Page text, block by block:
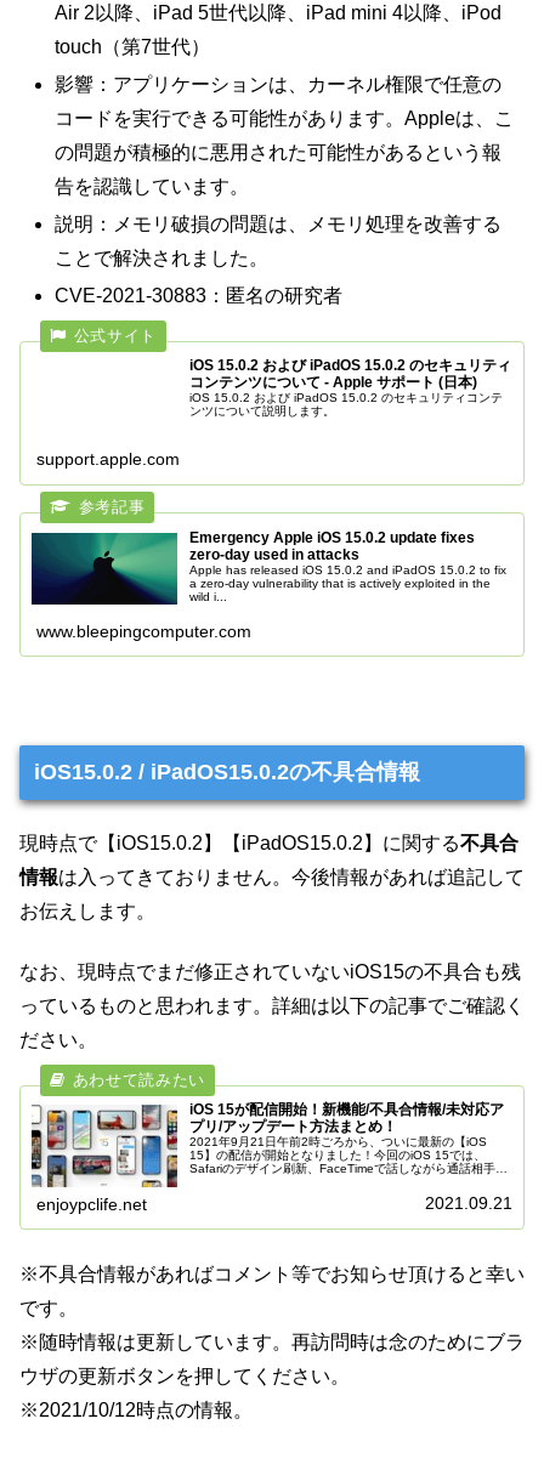
Air 2以降、iPad 5世代以降、iPad mini 4以降、iPod
touch（第7世代）
影響：アプリケーションは、カーネル権限で任意の
コードを実行できる可能性があります。Appleは、こ
の問題が積極的に悪用された可能性があるという報
告を認識しています。
説明：メモリ破損の問題は、メモリ処理を改善する
ことで解決されました。
CVE-2021-30883：匿名の研究者
iOS 15.0.2 および iPadOS 15.0.2 のセキュリティ
コンテンツについて - Apple サポート (日本)
iOS 15.0.2 および iPadOS 15.0.2 のセキュリティコンテ
ンツについて説明します。
support.apple.com
Emergency Apple iOS 15.0.2 update fixes
zero-day used in attacks
Apple has released iOS 15.0.2 and iPadOS 15.0.2 to fix
a zero-day vulnerability that is actively exploited in the
wild i...
www.bleepingcomputer.com
iOS15.0.2 / iPadOS15.0.2の不具合情報
現時点で【iOS15.0.2】【iPadOS15.0.2】に関する不具合
情報は入ってきておりません。今後情報があれば追記して
お伝えします。
なお、現時点でまだ修正されていないiOS15の不具合も残
っているものと思われます。詳細は以下の記事でご確認く
ださい。
iOS 15が配信開始！新機能/不具合情報/未対応ア
プリ/アップデート方法まとめ！
2021年9月21日午前2時ごろから、ついに最新の【iOS
15】の配信が開始となりました！今回のiOS 15では、
Safariのデザイン刷新、FaceTimeで話しながら通話相手と
enjoypclife.net 2021.09.21
※不具合情報があればコメント等でお知らせ頂けると幸い
です。
※随時情報は更新しています。再訪問時は念のためにブラ
ウザの更新ボタンを押してください。
※2021/10/12時点の情報。